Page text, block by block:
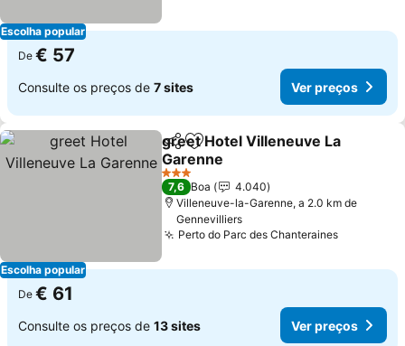
Escolha popular
De € 57
Consulte os preços de 7 sites Ver preços
Escolha popular
PartilharAdicionar aos favoritos
greet Hotel Villeneuve La
Garenne
Ver preços
3 Estrelas
7,6 Boa
4.040
Villeneuve-la-Garenne, a 2.0 km de
Gennevilliers
Perto do Parc des ChanterainesVer
De € 61
Consulte os preços de 13 sites Ver preços